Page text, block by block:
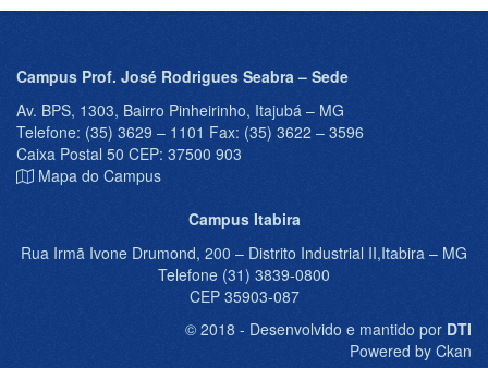
Campus Prof. José Rodrigues Seabra – Sede
Av. BPS, 1303, Bairro Pinheirinho, Itajubá – MG
Telefone: (35) 3629 – 1101 Fax: (35) 3622 – 3596
Caixa Postal 50 CEP: 37500 903
Mapa do Campus
Campus Itabira
Rua Irmã Ivone Drumond, 200 – Distrito Industrial II,Itabira – MG
Telefone (31) 3839-0800
CEP 35903-087
© 2018 - Desenvolvido e mantido por DTI
Powered by Ckan